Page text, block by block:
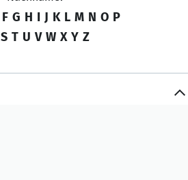
F G H I J K L M N O P
S T U V W X Y Z